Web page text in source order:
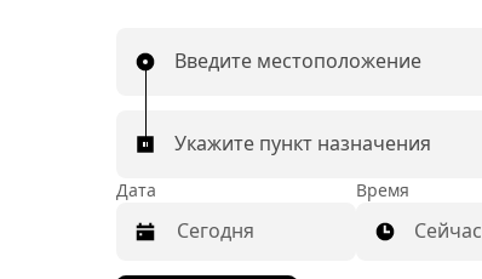
Введите местоположение
Укажите пункт назначения
Дата Время
Сейчас